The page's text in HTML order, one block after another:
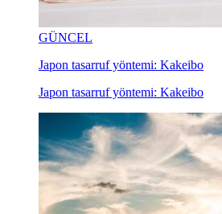
GÜNCEL
Japon tasarruf yöntemi: Kakeibo
Japon tasarruf yöntemi: Kakeibo